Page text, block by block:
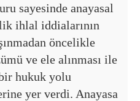
sayesinde anayasal
ihlal iddialarının
öncelikle
ve ele alınması ile
hukuk yolu
yer verdi. Anayasa